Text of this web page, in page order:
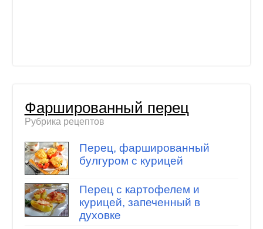
Фаршированный перец
Рубрика рецептов
Перец, фаршированный
булгуром с курицей
Перец с картофелем и
курицей, запеченный в
духовке